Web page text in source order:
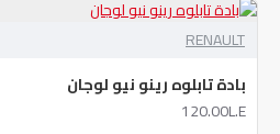
RENAULT
بادة تابلوه رينو نيو لوجان
120.00L.E